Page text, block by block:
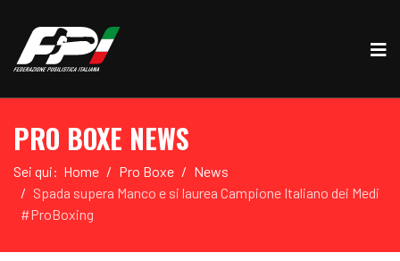
PRO BOXE NEWS
Sei qui: Home Pro Boxe
News
Spada supera Manco e si laurea Campione Italiano dei Medi
#ProBoxing